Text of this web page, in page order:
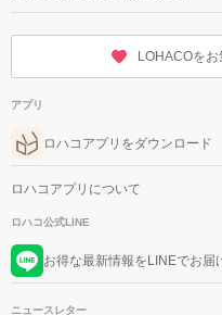
LOHACOを
アプリ
ロハコアプリをダウンロード
ロハコアプリについて
ロハコ公式LINE
お得な最新情報をLINEでお届
ニュースレター